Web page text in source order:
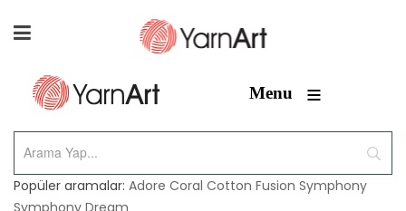
Menu ≡
Popüler aramalar: Adore Coral Cotton Fusion Symphony
Symphony Dream